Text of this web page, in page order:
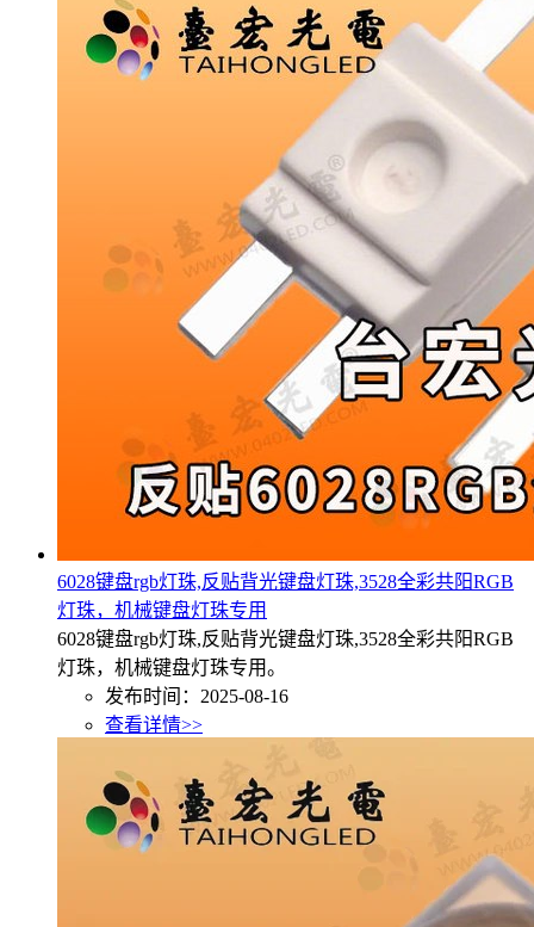
6028键盘rgb灯珠,反贴背光键盘灯珠,3528全彩共阳RGB
灯珠，机械键盘灯珠专用
6028键盘rgb灯珠,反贴背光键盘灯珠,3528全彩共阳RGB
灯珠，机械键盘灯珠专用。
发布时间：2025-08-16
查看详情>>